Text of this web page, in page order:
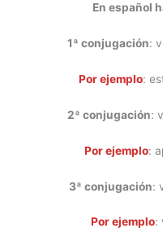
En español
1ª conjugación:
Por ejemplo:
2ª conjugación:
Por ejemplo:
3ª conjugación:
Por ejemplo: